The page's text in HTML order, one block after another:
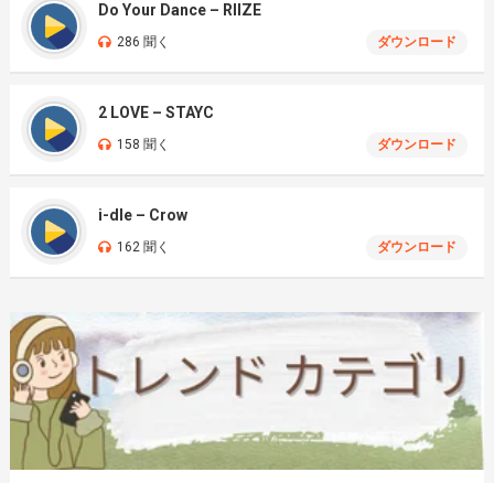
Do Your Dance – RIIZE
286 聞く ダウンロード
2 LOVE – STAYC
158 聞く ダウンロード
i-dle – Crow
162 聞く ダウンロード